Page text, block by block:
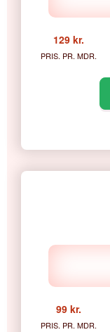
129 kr.
PRIS. PR. MDR.
99 kr.
PRIS. PR. MDR.